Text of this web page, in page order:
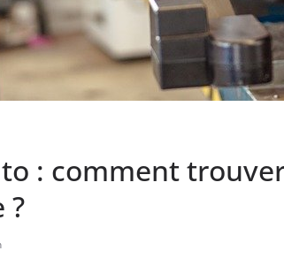
: comment
?